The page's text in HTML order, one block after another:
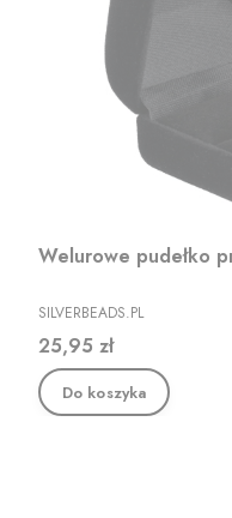
Welurowe pudełko
PRODUCENT
SILVERBEADS.PL
Cena
25,95 zł
Do koszyka